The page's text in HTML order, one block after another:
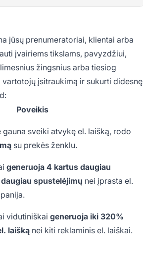
jūsų prenumeratoriai, klientai arba
įvairiems tikslams, pavyzdžiui,
žingsnius arba tiesiog
įsitraukimą ir sukurti didesnę
Poveikis
sveiki atvykę el. laišką, rodo
su prekės ženklu.
generuoja 4 kartus daugiau
spustelėjimų nei įprasta el.
vidutiniškai generuoja iki 320%
laišką nei kiti reklaminis el. laiškai.